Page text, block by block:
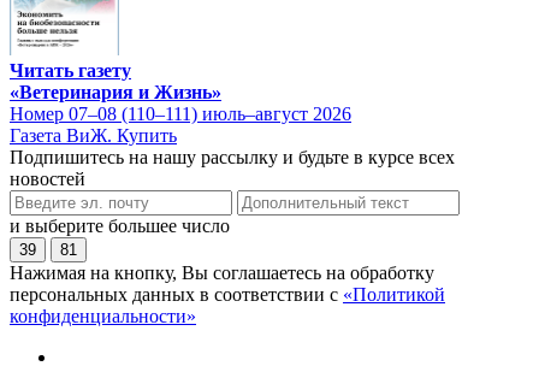
Читать газету
«Ветеринария и Жизнь»
Номер 07–08 (110–111) июль–август 2026
Газета ВиЖ. Купить
Подпишитесь на нашу рассылку и будьте в курсе всех
новостей
и выберите большее число
39 81
Нажимая на кнопку, Вы соглашаетесь на обработку
персональных данных в соответствии с «Политикой
конфиденциальности»